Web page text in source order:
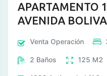
APARTAMENTO
AVENIDA
Venta Operación
2 Baños 125 M2